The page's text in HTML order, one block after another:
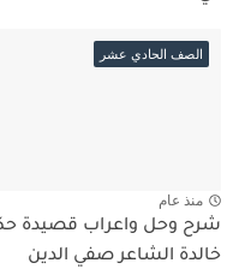
الصف الحادي عشر
منذ عام
شرح وحل واعراب قصيدة
خالدة الشاعر صفي الدين